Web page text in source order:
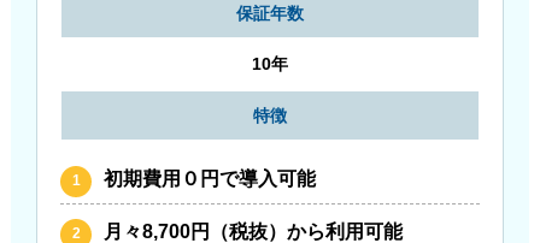
保証年数
10年
特徴
初期費用０円で導入可能
月々8,700円（税抜）から利用可能